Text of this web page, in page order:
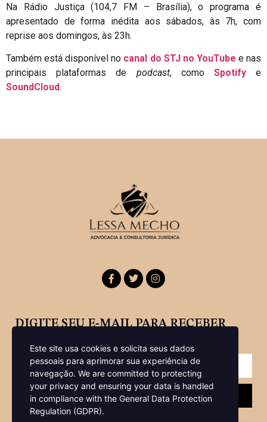
Na Rádio Justiça (104,7 FM – Brasília), o programa é
apresentado de forma inédita aos sábados, às 7h, com
reprise aos domingos, às 23h.
Também está disponível no canal do STJ no YouTube e nas
principais plataformas de podcast, como Spotifye
SoundCloud.
DIGITE SEU E-MAIL PARA RECEBER
Enviar
Este site usa cookies e solicita seus dados
pessoais para aprimorar sua experiência de
navegação. We are committed to protecting
your privacy and ensuring your data is handled
in compliance with the General Data Protection
Regulation (GDPR).